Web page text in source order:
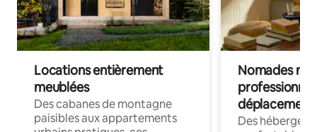
Locations entièrement
meublées
Des cabanes de montagne
paisibles aux appartements
Nomades
déplacement
Des